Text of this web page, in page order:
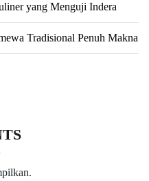
yang Menguji Indera
Tradisional Penuh Makna